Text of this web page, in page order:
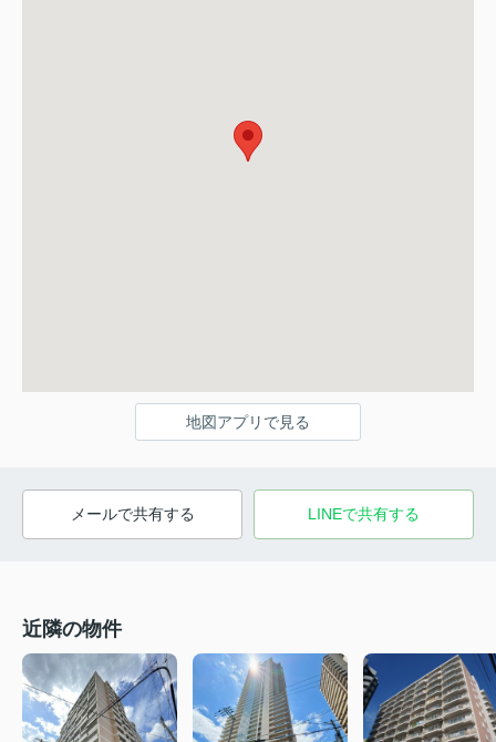
地図アプリで見る
メールで共有する LINEで共有する
近隣の物件